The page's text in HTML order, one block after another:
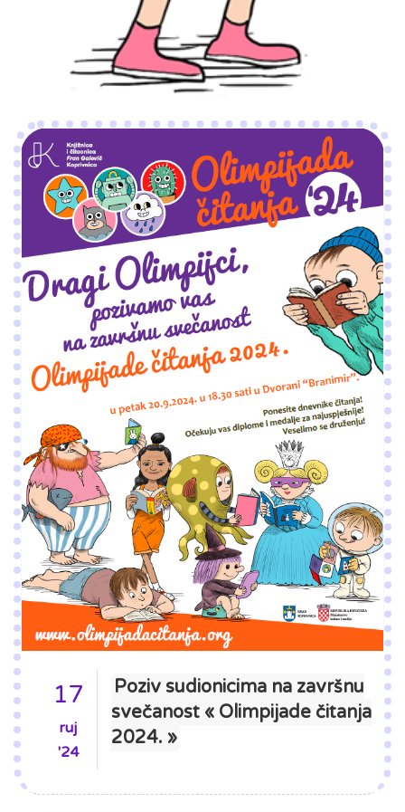
17
ruj
'24
Poziv sudionicima na završnu
svečanost « Olimpijade čitanja
2024. »